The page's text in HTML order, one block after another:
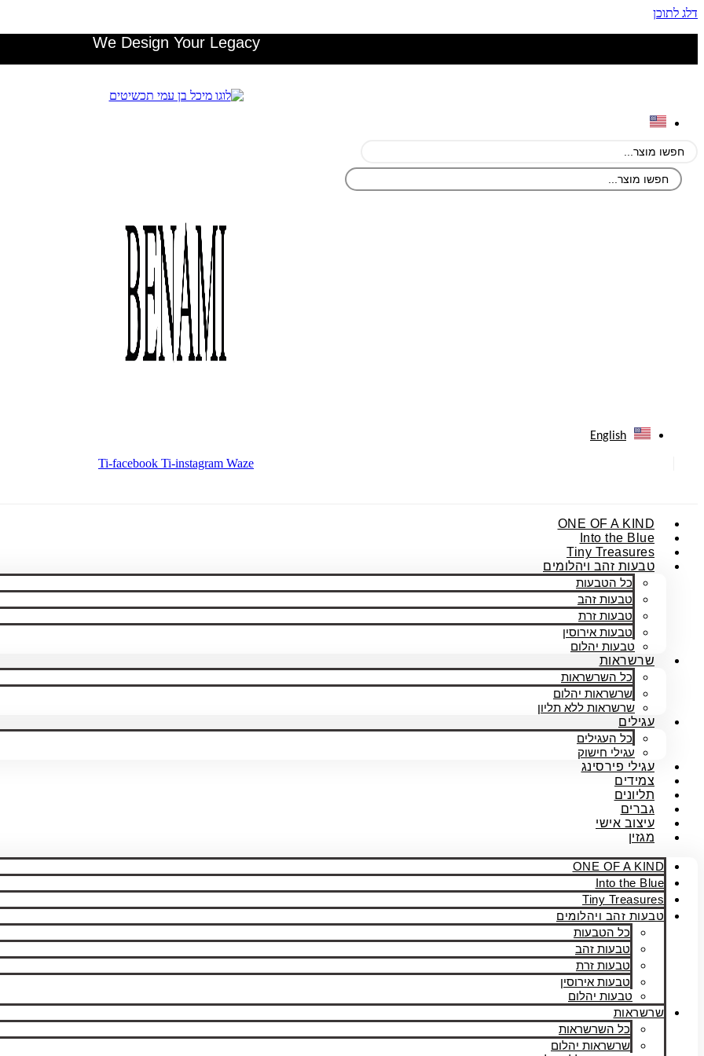
דלג לתוכן
We Design Your Legacy
English
Ti-facebook Ti-instagram Waze
ONE OF A KIND
Into the Blue
Tiny Treasures
טבעות זהב ויהלומים
כל הטבעות
טבעות זהב
טבעות זרת
טבעות אירוסין
טבעות יהלום
שרשראות
כל השרשראות
שרשראות יהלום
שרשראות ללא תליון
עגילים
כל העגילים
עגילי חישוק
עגילי פירסינג
צמידים
תליונים
גברים
עיצוב אישי
מגזין
ONE OF A KIND
Into the Blue
Tiny Treasures
טבעות זהב ויהלומים
כל הטבעות
טבעות זהב
טבעות זרת
טבעות אירוסין
טבעות יהלום
שרשראות
כל השרשראות
שרשראות יהלום